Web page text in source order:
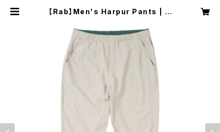
【Rab】Men's Harpur Pants | N